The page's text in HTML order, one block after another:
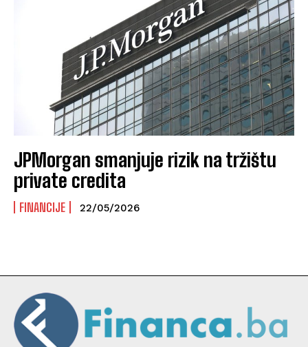
JPMorgan smanjuje rizik na tržištu
private credita
FINANCIJE 22/05/2026